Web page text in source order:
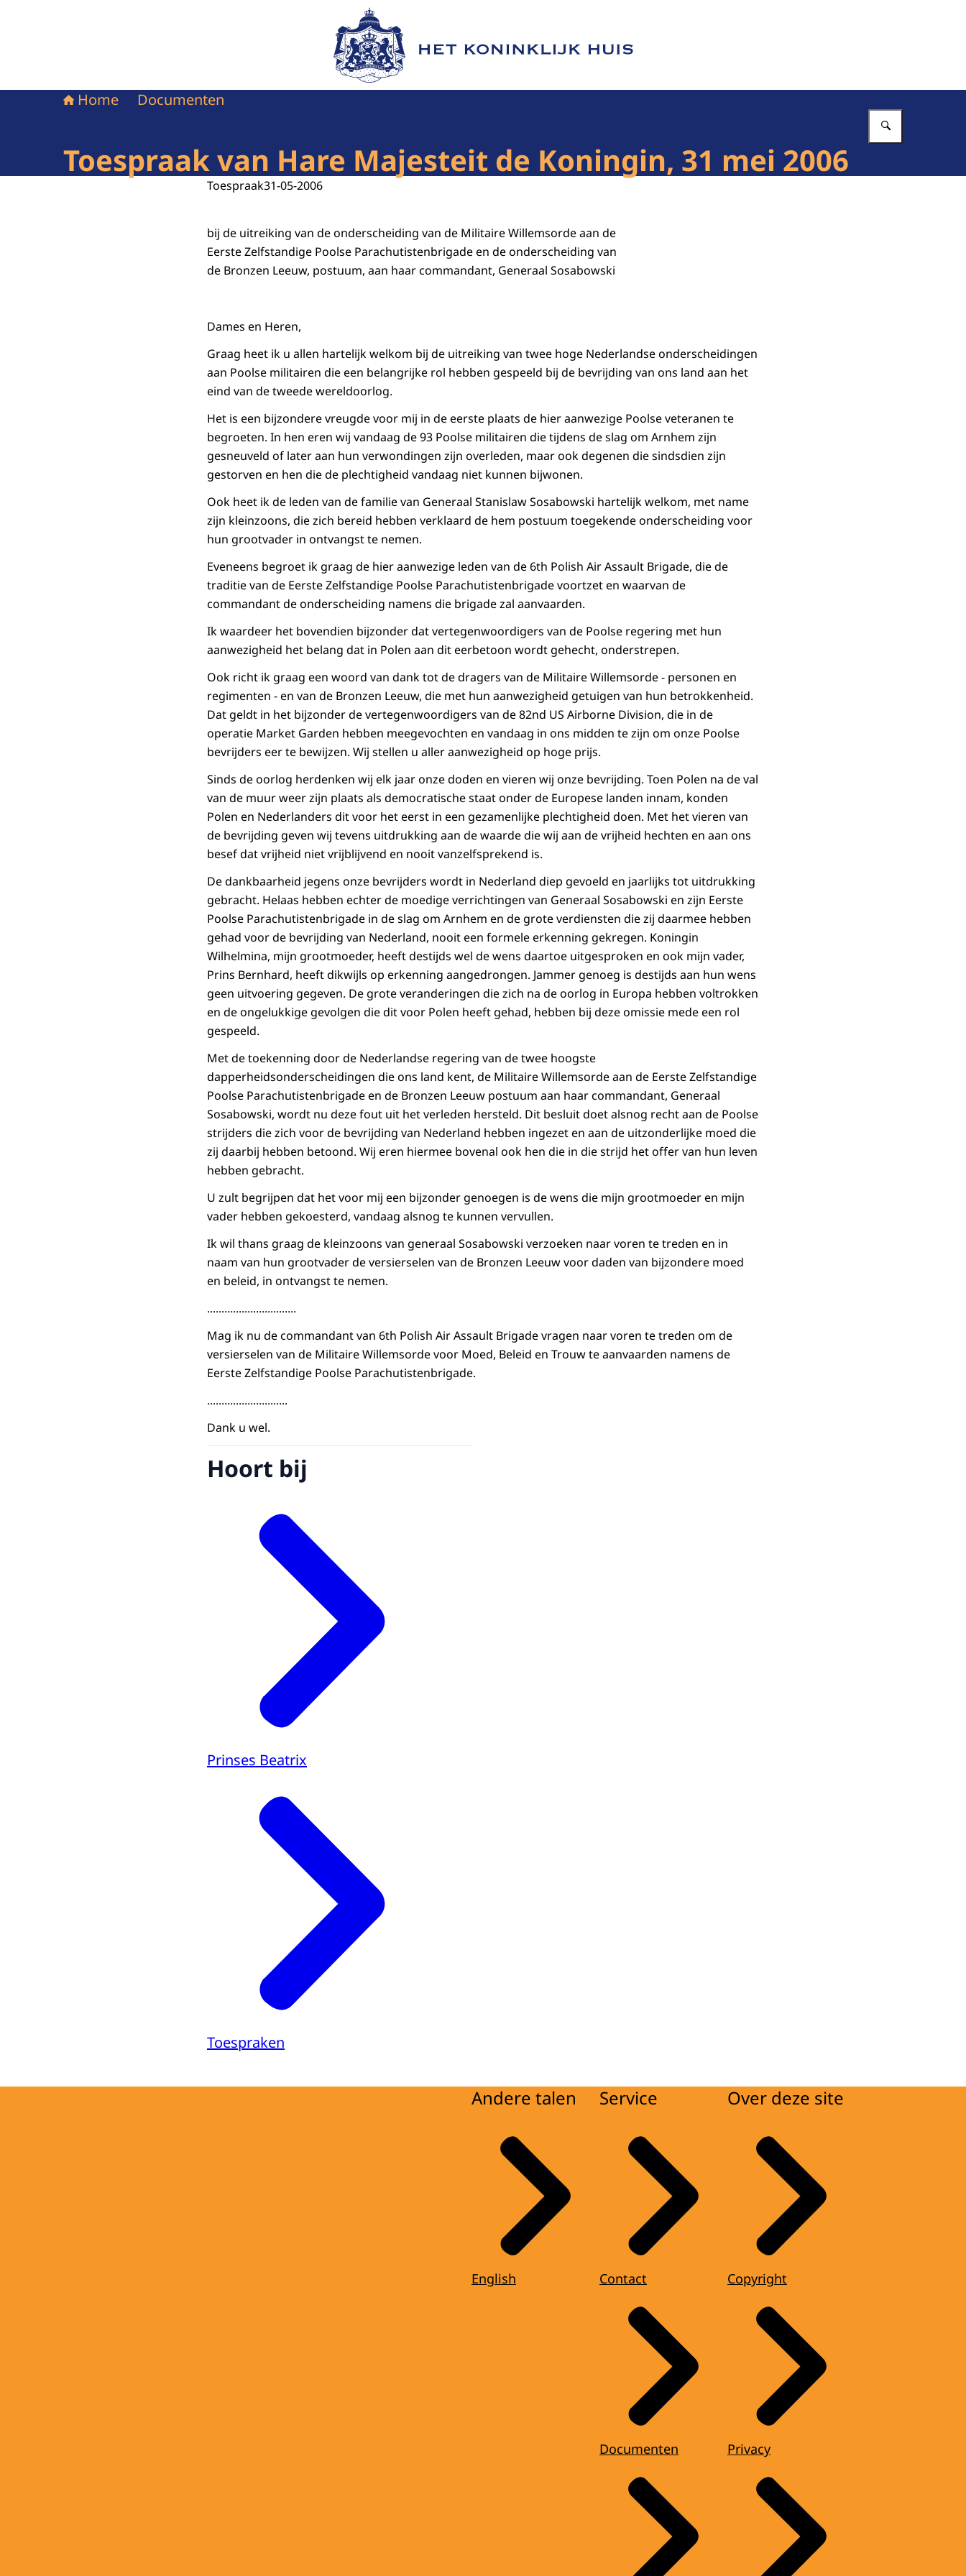
Naar de homepage van Het Koninklijk Huis
Home Documenten
Toespraak van Hare Majesteit de Koningin, 31 mei 2006
Toespraak31-05-2006
bij de uitreiking van de onderscheiding van de Militaire Willemsorde aan de
Eerste Zelfstandige Poolse Parachutistenbrigade en de onderscheiding van
de Bronzen Leeuw, postuum, aan haar commandant, Generaal Sosabowski
Dames en Heren,
Graag heet ik u allen hartelijk welkom bij de uitreiking van twee hoge Nederlandse onderscheidingen
aan Poolse militairen die een belangrijke rol hebben gespeeld bij de bevrijding van ons land aan het
eind van de tweede wereldoorlog.
Het is een bijzondere vreugde voor mij in de eerste plaats de hier aanwezige Poolse veteranen te
begroeten. In hen eren wij vandaag de 93 Poolse militairen die tijdens de slag om Arnhem zijn
gesneuveld of later aan hun verwondingen zijn overleden, maar ook degenen die sindsdien zijn
gestorven en hen die de plechtigheid vandaag niet kunnen bijwonen.
Ook heet ik de leden van de familie van Generaal Stanislaw Sosabowski hartelijk welkom, met name
zijn kleinzoons, die zich bereid hebben verklaard de hem postuum toegekende onderscheiding voor
hun grootvader in ontvangst te nemen.
Eveneens begroet ik graag de hier aanwezige leden van de 6th Polish Air Assault Brigade, die de
traditie van de Eerste Zelfstandige Poolse Parachutistenbrigade voortzet en waarvan de
commandant de onderscheiding namens die brigade zal aanvaarden.
Ik waardeer het bovendien bijzonder dat vertegenwoordigers van de Poolse regering met hun
aanwezigheid het belang dat in Polen aan dit eerbetoon wordt gehecht, onderstrepen.
Ook richt ik graag een woord van dank tot de dragers van de Militaire Willemsorde - personen en
regimenten - en van de Bronzen Leeuw, die met hun aanwezigheid getuigen van hun betrokkenheid.
Dat geldt in het bijzonder de vertegenwoordigers van de 82nd US Airborne Division, die in de
operatie Market Garden hebben meegevochten en vandaag in ons midden te zijn om onze Poolse
bevrijders eer te bewijzen. Wij stellen u aller aanwezigheid op hoge prijs.
Sinds de oorlog herdenken wij elk jaar onze doden en vieren wij onze bevrijding. Toen Polen na de val
van de muur weer zijn plaats als democratische staat onder de Europese landen innam, konden
Polen en Nederlanders dit voor het eerst in een gezamenlijke plechtigheid doen. Met het vieren van
de bevrijding geven wij tevens uitdrukking aan de waarde die wij aan de vrijheid hechten en aan ons
besef dat vrijheid niet vrijblijvend en nooit vanzelfsprekend is.
De dankbaarheid jegens onze bevrijders wordt in Nederland diep gevoeld en jaarlijks tot uitdrukking
gebracht. Helaas hebben echter de moedige verrichtingen van Generaal Sosabowski en zijn Eerste
Poolse Parachutistenbrigade in de slag om Arnhem en de grote verdiensten die zij daarmee hebben
gehad voor de bevrijding van Nederland, nooit een formele erkenning gekregen. Koningin
Wilhelmina, mijn grootmoeder, heeft destijds wel de wens daartoe uitgesproken en ook mijn vader,
Prins Bernhard, heeft dikwijls op erkenning aangedrongen. Jammer genoeg is destijds aan hun wens
geen uitvoering gegeven. De grote veranderingen die zich na de oorlog in Europa hebben voltrokken
en de ongelukkige gevolgen die dit voor Polen heeft gehad, hebben bij deze omissie mede een rol
gespeeld.
Met de toekenning door de Nederlandse regering van de twee hoogste
dapperheidsonderscheidingen die ons land kent, de Militaire Willemsorde aan de Eerste Zelfstandige
Poolse Parachutistenbrigade en de Bronzen Leeuw postuum aan haar commandant, Generaal
Sosabowski, wordt nu deze fout uit het verleden hersteld. Dit besluit doet alsnog recht aan de Poolse
strijders die zich voor de bevrijding van Nederland hebben ingezet en aan de uitzonderlijke moed die
zij daarbij hebben betoond. Wij eren hiermee bovenal ook hen die in die strijd het offer van hun leven
hebben gebracht.
U zult begrijpen dat het voor mij een bijzonder genoegen is de wens die mijn grootmoeder en mijn
vader hebben gekoesterd, vandaag alsnog te kunnen vervullen.
Ik wil thans graag de kleinzoons van generaal Sosabowski verzoeken naar voren te treden en in
naam van hun grootvader de versierselen van de Bronzen Leeuw voor daden van bijzondere moed
en beleid, in ontvangst te nemen.
...............................
Mag ik nu de commandant van 6th Polish Air Assault Brigade vragen naar voren te treden om de
versierselen van de Militaire Willemsorde voor Moed, Beleid en Trouw te aanvaarden namens de
Eerste Zelfstandige Poolse Parachutistenbrigade.
............................
Dank u wel.
Hoort bij
Prinses Beatrix
Toespraken
Andere talen
English
Service
Contact
Documenten
Over deze site
Copyright
Privacy